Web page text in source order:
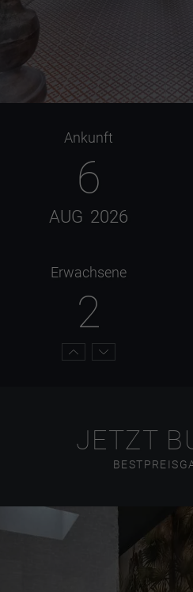
Ankunft
6
AUG 2026
Erwachsene
2
JETZT